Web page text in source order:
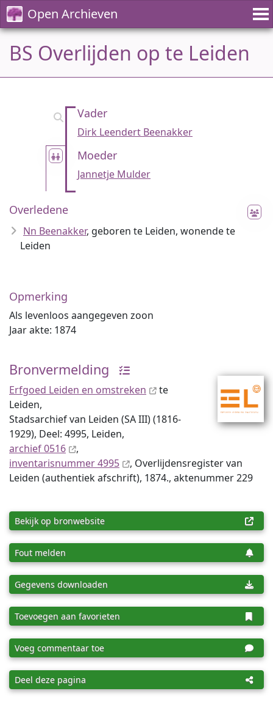
Open Archieven
BS Overlijden op te Leiden
Vader
Dirk Leendert Beenakker
Moeder
Jannetje Mulder
Overledene
Nn Beenakker, geboren te Leiden, wonende te
Leiden
Opmerking
Als levenloos aangegeven zoon
Jaar akte: 1874
Bronvermelding
Erfgoed Leiden en omstreken
te
Leiden,
Stadsarchief van Leiden (SA III) (1816-
1929), Deel: 4995, Leiden,
archief 0516
,
inventaris­num­mer 4995
, Overlijdensregister van
Leiden (authentiek afschrift), 1874., aktenummer 229
Bekijk op bronwebsite
Fout melden
Gegevens downloaden
Toevoegen aan favorieten
Voeg commentaar toe
Deel deze pagina